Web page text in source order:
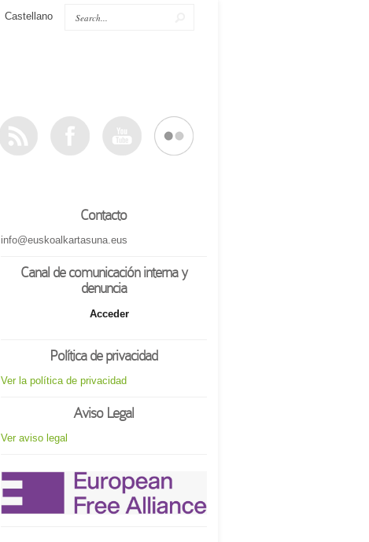
Castellano
Contacto
info@euskoalkartasuna.eus
Canal de comunicación interna y
denuncia
Acceder
Política de privacidad
Ver la política de privacidad
Aviso Legal
Ver aviso legal